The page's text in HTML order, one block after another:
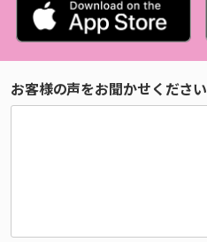
お客様の声をお聞かせください